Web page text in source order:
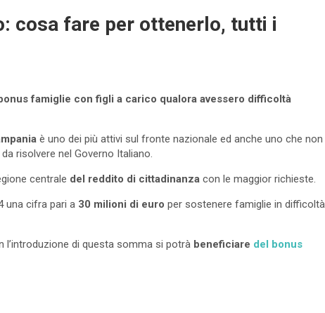
cosa fare per ottenerlo, tutti i
famiglie con figli a carico qualora avessero difficoltà
è uno dei più attivi sul fronte nazionale ed anche uno che non
risolvere nel Governo Italiano.
centrale del reddito di cittadinanza con le maggior richieste.
una cifra pari a 30 milioni di euro per sostenere famiglie in difficoltà
di questa somma si potrà beneficiare del bonus